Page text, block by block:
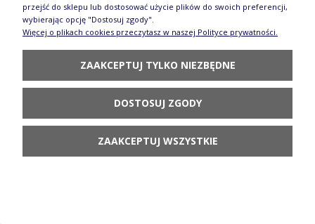
Kubek Ola V 0,25 L Serce Galia
86,80 zł
DOSTĘPNOŚCI
przejść do sklepu lub dostosować użycie plików do swoich preferencji,
wybierając opcję "Dostosuj zgody".
Więcej o plikach cookies przeczytasz w naszej Polityce prywatności.
ZAAKCEPTUJ TYLKO NIEZBĘDNE
DOSTOSUJ ZGODY
ZAAKCEPTUJ WSZYSTKIE